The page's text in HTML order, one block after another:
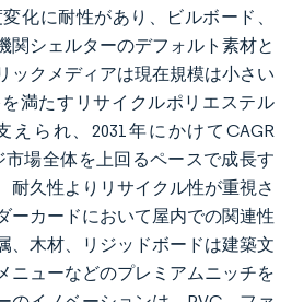
化に耐性があり、ビルボード、
関シェルターのデフォルト素材と
ックメディアは現在規模は小さい
を満たすリサイクルポリエステル
えられ、2031年にかけてCAGR
市場全体を上回るペースで成長す
耐久性よりリサイクル性が重視さ
ーカードにおいて屋内での関連性
、木材、リジッドボードは建築文
ニューなどのプレミアムニッチを